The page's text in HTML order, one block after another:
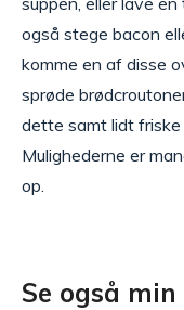
også stege bacon
komme en af disse
sprøde
dette samt lidt
Mulighederne er
op.
Se også